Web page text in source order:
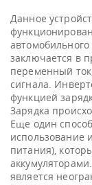
Данное
заключается в
переменный
сигнала.
функцией
Зарядка
Еще один
использование
питания),
является